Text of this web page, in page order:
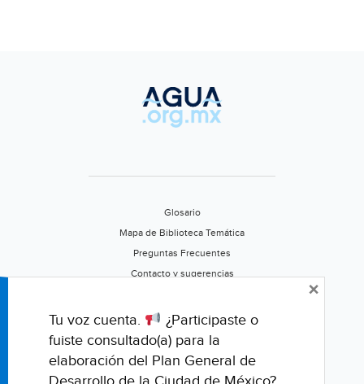
Glosario
Mapa de Biblioteca Temática
Preguntas Frecuentes
Contacto y sugerencias
Califica este portal
Tu voz cuenta.
¿Participaste o
fuiste consultado(a) para la
elaboración del Plan General de
×